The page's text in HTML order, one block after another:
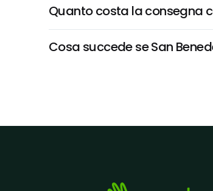
Quanto costa la consegna
Cosa succede se San